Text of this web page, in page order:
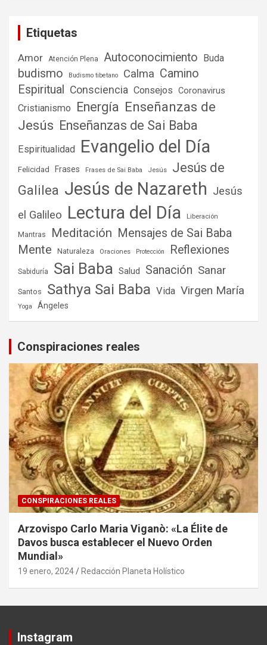
Etiquetas
Amor Atención Plena Autoconocimiento Buda
budismo Budismo tibetano Calma Camino
Espiritual
Consciencia Consejos Coronavirus
Cristianismo Energía Enseñanzas de
Jesús Enseñanzas de Sai Baba
Espiritualidad Evangelio del Día
Felicidad Frases Frases de Sai Baba Jesús
Jesús de
Galilea Jesús de Nazareth Jesús
el Galileo Lectura del Día Liberación
Mantras Meditación Mensajes de Sai Baba
Mente
Naturaleza Oraciones Protección Reflexiones
Sabiduría Sai Baba Salud Sanación Sanar
Santos Sathya Sai Baba Vida Virgen María
Yoga Ángeles
Conspiraciones reales
CONSPIRACIONES REALES
Arzovispo Carlo Maria Viganò: «La Élite de
Davos busca establecer el Nuevo Orden
Mundial»
19 enero, 2024 Redacción Planeta Holístico
Instagram